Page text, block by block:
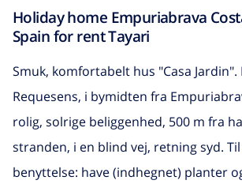
Holiday home Empuriabrava
Spain for rent Tayari
Smuk, komfortabelt hus "Casa Jardin".
Requesens, i bymidten fra
rolig, solrige beliggenhed, 500 m fra
stranden, i en blind vej, retning syd.
benyttelse: have (indhegnet) planter